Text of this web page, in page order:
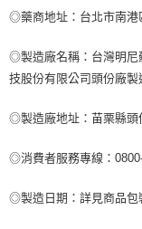
◎藥商地址：台北市南港
◎製造廠名稱：台灣明尼
技股份有限公司頭份廠製
◎製造廠地址：苗栗縣頭
◎消費者服務專線：
◎製造日期：詳見商品包